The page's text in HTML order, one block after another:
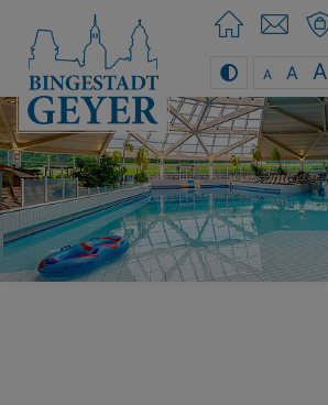
A A A
You can use the keyboard arrow keys